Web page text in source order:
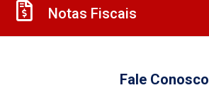
Notas Fiscais
Fale Conosco